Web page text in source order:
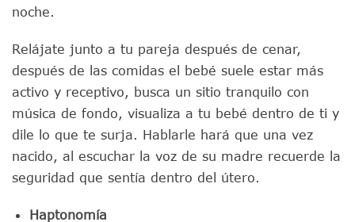
noche.
Relájate junto a tu pareja después de cenar,
después de las comidas el bebé suele estar más
activo y receptivo, busca un sitio tranquilo con
música de fondo, visualiza a tu bebé dentro de ti y
dile lo que te surja. Hablarle hará que una vez
nacido, al escuchar la voz de su madre recuerde la
seguridad que sentía dentro del útero.
Haptonomía